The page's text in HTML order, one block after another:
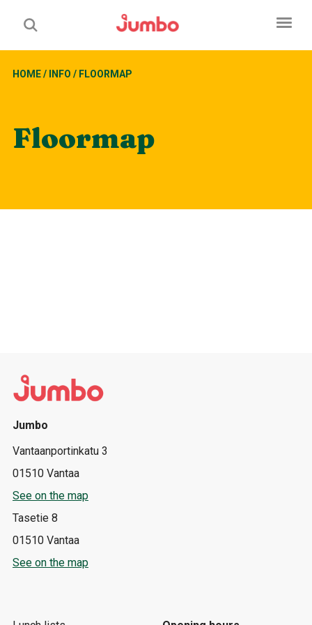
HOME/ INFO / FLOORMAP
Floormap
Jumbo
Vantaanportinkatu 3
01510 Vantaa
See on the map
Tasetie 8
01510 Vantaa
See on the map